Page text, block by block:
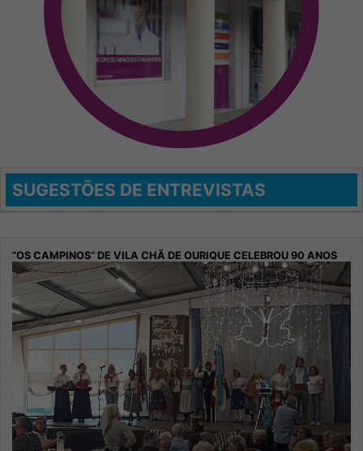
SUGESTÕES DE ENTREVISTAS